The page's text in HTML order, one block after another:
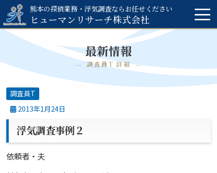
熊本の探偵業務・浮気調査ならお任せください
ヒューマンリサーチ株式会社
最新情報
調査員T 詳細
調査員T
2013年1月24日
浮気調査事例２
依頼者・夫